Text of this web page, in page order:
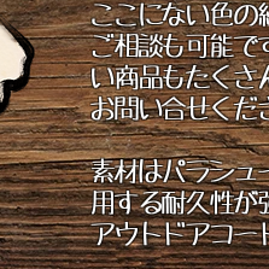
ここにない色の
ご相談も可能で
い商品もたくさ
お問い合せくだ
素材はパラシュ
用する耐久性が
アウトドアコー